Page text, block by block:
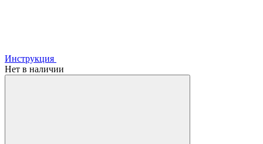
Инструкция
Нет в наличии